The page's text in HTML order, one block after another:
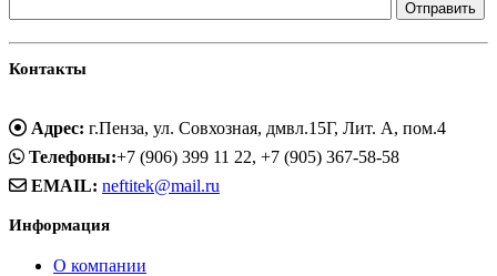
Контакты
Адрес: г.Пенза, ул. Совхозная, дмвл.15Г, Лит. А, пом.4
Телефоны:+7 (906) 399 11 22, +7 (905) 367-58-58
EMAIL: neftitek@mail.ru
Информация
О компании